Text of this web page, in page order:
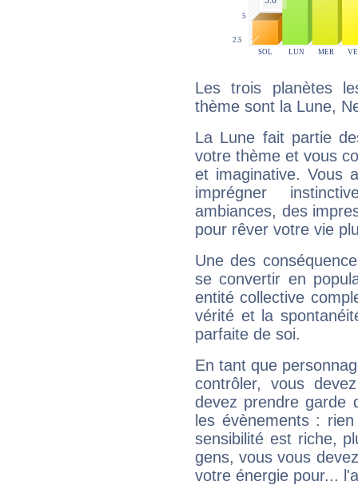
Les trois planètes
thème sont la Lune,
La Lune fait partie
votre thème et vous
et imaginative. Vous
imprégner
ambiances, des
pour rêver votre vie
Une des
se convertir en
entité collective
vérité et la
parfaite de soi.
En tant que
contrôler, vous
devez prendre garde
les évènements :
sensibilité est riche,
gens, vous vous
votre énergie pour...